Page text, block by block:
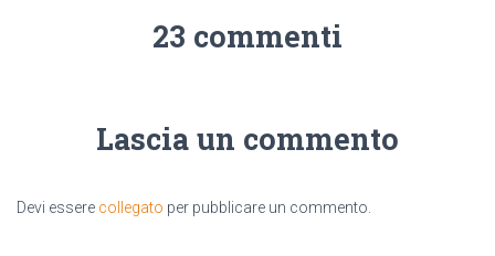
23 commenti
Lascia un commento
Devi essere collegato per pubblicare un commento.